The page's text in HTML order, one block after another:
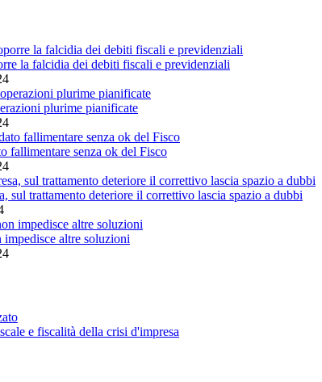
la falcidia dei debiti fiscali e previdenziali
plurime pianificate
fallimentare senza ok del Fisco
sul trattamento deteriore il correttivo lascia spazio a dubbi
impedisce altre soluzioni
e fiscalità della crisi d'impresa